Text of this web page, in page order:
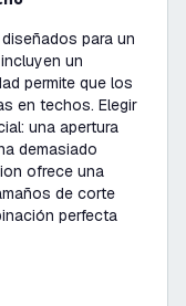
para un
un
permite que los
en techos. Elegir
una apertura
demasiado
ofrece una
de corte
perfecta